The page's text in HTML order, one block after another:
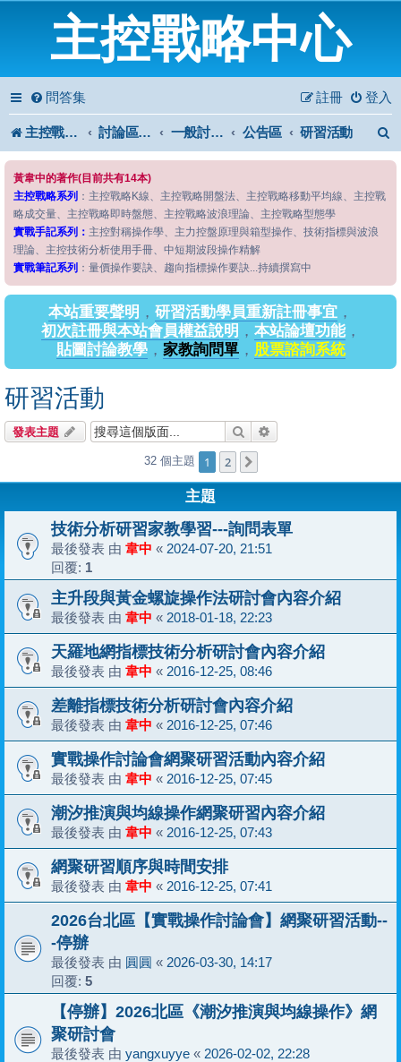
主控戰略中心
問答集 登入
註冊
主控戰略中心 討論區首頁 一般討論區 公告區 研習活動
黃韋中的著作(目前共有14本)
主控戰略系列 ：主控戰略K線、主控戰略開盤法、主控戰略移動平均線、主控戰
略成交量、主控戰略即時盤態、主控戰略波浪理論、主控戰略型態學
實戰手記系列： 主控對稱操作學、主力控盤原理與箱型操作、技術指標與波浪
理論、主控技術分析使用手冊、中短期波段操作精解
實戰筆記系列 ：量價操作要訣、趨向指標操作要訣...持續撰寫中
本站重要聲明 ， 研習活動學員重新註冊事宜 ，
初次註冊與本站會員權益說明 ， 本站論壇功能，
貼圖討論教學， 家教詢問單， 股票諮詢系統
研習活動
發表主題 搜尋
32 個主題 1 2
主題
技術分析研習家教學習---詢問表單
最後發表 由 韋中 « 2024-07-20, 21:51
回覆: 1
主升段與黃金螺旋操作法研討會內容介紹
最後發表 由 韋中 « 2018-01-18, 22:23
天羅地網指標技術分析研討會內容介紹
最後發表 由 韋中 « 2016-12-25, 08:46
差離指標技術分析研討會內容介紹
最後發表 由 韋中 « 2016-12-25, 07:46
實戰操作討論會網聚研習活動內容介紹
最後發表 由 韋中 « 2016-12-25, 07:45
潮汐推演與均線操作網聚研習內容介紹
最後發表 由 韋中 « 2016-12-25, 07:43
網聚研習順序與時間安排
最後發表 由 韋中 « 2016-12-25, 07:41
2026台北區【實戰操作討論會】網聚研習活動--
-停辦
最後發表 由 圓圓 « 2026-03-30, 14:17
回覆: 5
【停辦】2026北區《潮汐推演與均線操作》網
聚研討會
最後發表 由 yangxuyye « 2026-02-02, 22:28